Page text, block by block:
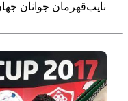
نایب‌قهرمان جوانان